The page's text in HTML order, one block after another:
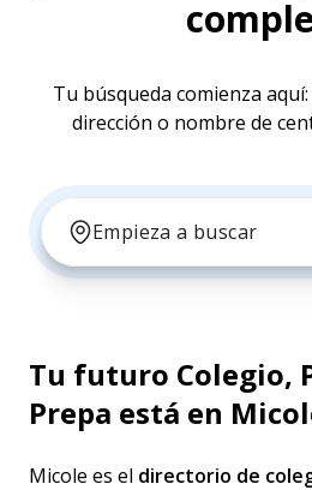
Tu búsqueda comienza
dirección o nombre de
Tu futuro Colegio,
Prepa está en
Micole es el directorio de